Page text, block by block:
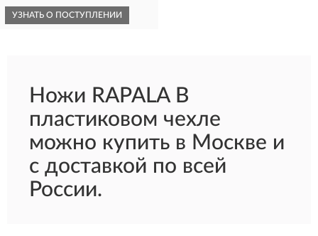
УЗНАТЬ О ПОСТУПЛЕНИИ
Ножи RAPALA В
пластиковом чехле
можно купить в Москве и
с доставкой по всей
России.